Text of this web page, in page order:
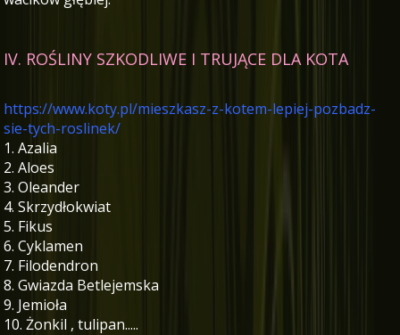
IV. ROŚLINY SZKODLIWE I TRUJĄCE DLA KOTA
https://www.koty.pl/mieszkasz-z-kotem-lepiej-pozbadz-
sie-tych-roslinek/
1. Azalia
2. Aloes
3. Oleander
4. Skrzydłokwiat
5. Fikus
6. Cyklamen
7. Filodendron
8. Gwiazda Betlejemska
9. Jemioła
10. Żonkil , tulipan.....